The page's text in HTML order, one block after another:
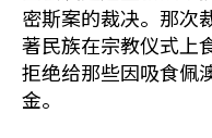
密斯案的裁决。那次
著民族在宗教仪式上
拒绝给那些因吸食佩
金。